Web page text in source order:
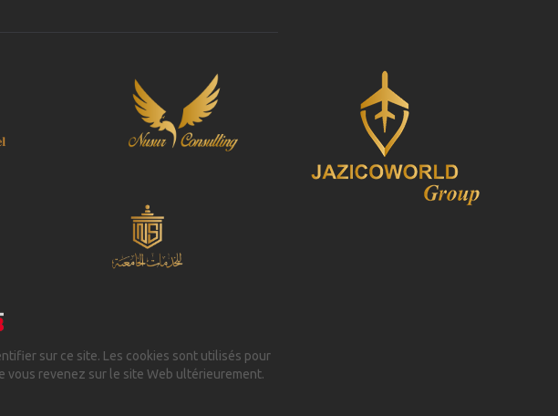
sur ce site. Les cookies sont utilisés pour
vous revenez sur le site Web ultérieurement.